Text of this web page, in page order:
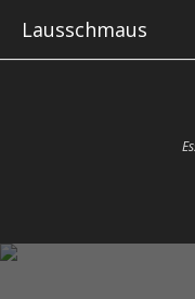
Lausschmaus